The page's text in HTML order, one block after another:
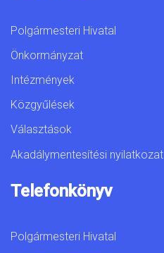
Polgármesteri Hivatal
Önkormányzat
Intézmények
Közgyűlések
Választások
Akadálymentesítési nyilatkozat
Telefonkönyv
Polgármesteri Hivatal